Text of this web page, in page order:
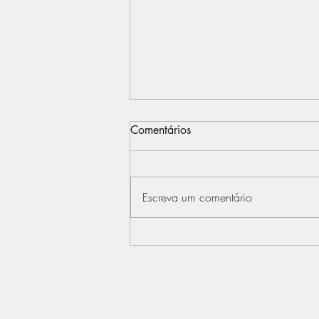
Interview - Français.Press -
Comentários
Escreva um comentário